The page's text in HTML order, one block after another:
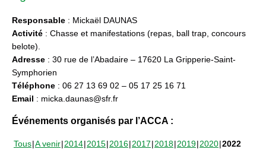
Responsable : Mickaël DAUNAS
Activité : Chasse et manifestations (repas, ball trap, concours
belote).
Adresse : 30 rue de l’Abadaire – 17620 La Gripperie-Saint-
Symphorien
Téléphone : 06 27 13 69 02 – 05 17 25 16 71
Email : micka.daunas@sfr.fr
Événements organisés par l’ACCA :
Tous A venir 2014 2015 2016 2017 2018 2019 2020 2022